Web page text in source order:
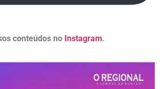
conteúdos no Instagram.